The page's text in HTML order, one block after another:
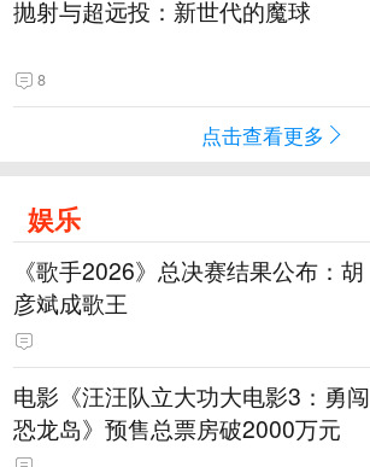
抛射与超远投：新世代的魔球
8
点击查看更多
娱乐
《歌手2026》总决赛结果公布：胡
彦斌成歌王
电影《汪汪队立大功大电影3：勇闯
恐龙岛》预售总票房破2000万元